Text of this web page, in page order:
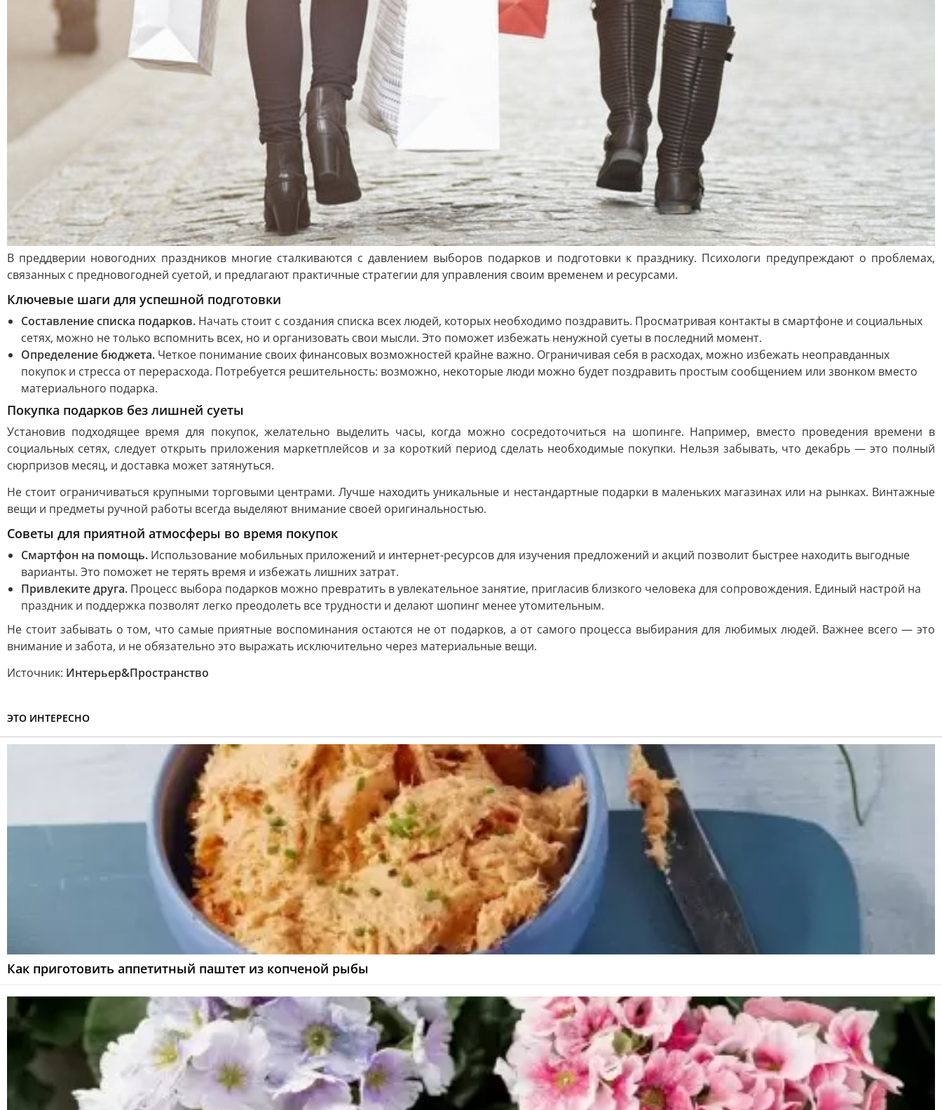
В преддверии новогодних праздников многие сталкиваются с давлением выборов подарков и подготовки к празднику. Психологи предупреждают о проблемах,
связанных с предновогодней суетой, и предлагают практичные стратегии для управления своим временем и ресурсами.
Ключевые шаги для успешной подготовки
Составление списка подарков. Начать стоит с создания списка всех людей, которых необходимо поздравить. Просматривая контакты в смартфоне и социальных
сетях, можно не только вспомнить всех, но и организовать свои мысли. Это поможет избежать ненужной суеты в последний момент.
Определение бюджета. Четкое понимание своих финансовых возможностей крайне важно. Ограничивая себя в расходах, можно избежать неоправданных
покупок и стресса от перерасхода. Потребуется решительность: возможно, некоторые люди можно будет поздравить простым сообщением или звонком вместо
материального подарка.
Покупка подарков без лишней суеты
Установив подходящее время для покупок, желательно выделить часы, когда можно сосредоточиться на шопинге. Например, вместо проведения времени в
социальных сетях, следует открыть приложения маркетплейсов и за короткий период сделать необходимые покупки. Нельзя забывать, что декабрь — это полный
сюрпризов месяц, и доставка может затянуться.
Не стоит ограничиваться крупными торговыми центрами. Лучше находить уникальные и нестандартные подарки в маленьких магазинах или на рынках. Винтажные
вещи и предметы ручной работы всегда выделяют внимание своей оригинальностью.
Советы для приятной атмосферы во время покупок
Смартфон на помощь. Использование мобильных приложений и интернет-ресурсов для изучения предложений и акций позволит быстрее находить выгодные
варианты. Это поможет не терять время и избежать лишних затрат.
Привлеките друга. Процесс выбора подарков можно превратить в увлекательное занятие, пригласив близкого человека для сопровождения. Единый настрой на
праздник и поддержка позволят легко преодолеть все трудности и делают шопинг менее утомительным.
Не стоит забывать о том, что самые приятные воспоминания остаются не от подарков, а от самого процесса выбирания для любимых людей. Важнее всего — это
внимание и забота, и не обязательно это выражать исключительно через материальные вещи.
Источник: Интерьер&Пространство
ЭТО ИНТЕРЕСНО
Как приготовить аппетитный паштет из копченой рыбы